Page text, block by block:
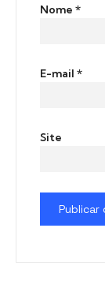
Nome *
E-mail *
Site